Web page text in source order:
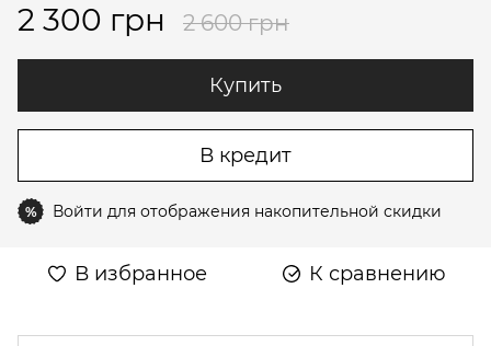
2 300 грн 2 600 грн
Купить
В кредит
% Войти для отображения накопительной скидки
В избранное К сравнению